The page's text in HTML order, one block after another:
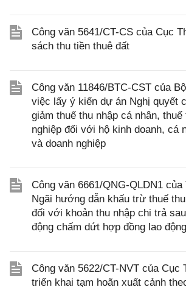
Công văn 5641/CT-CS của Cục
sách thu tiền thuê đất
Công văn 11846/BTC-CST của
việc lấy ý kiến dự án Nghị quyết
giảm thuế thu nhập cá nhân, thuế
nghiệp đối với hộ kinh doanh, cá
và doanh nghiệp
Công văn 6661/QNG-QLDN1 của
Ngãi hướng dẫn khấu trừ thuế
đối với khoản thu nhập chi trả
động chấm dứt hợp đồng lao động
Công văn 5622/CT-NVT của Cục
triển khai tạm hoãn xuất cảnh